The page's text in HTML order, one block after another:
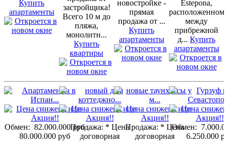
Купить
апартаменты
застройщика!
Всего 10 м до
пляжа,
монолитн...
Купить
квартиры
новостройке -
прямая
продажа от ...
Купить
апартаменты
Estepona,
расположенном
между
прибрежной
д... Купить
апартаменты
Обмен: 82.000.000 руб
80.000.000 руб
Продажа: * Цена
договорная
Продажа: * Цена
договорная
Обмен:
6.250.000